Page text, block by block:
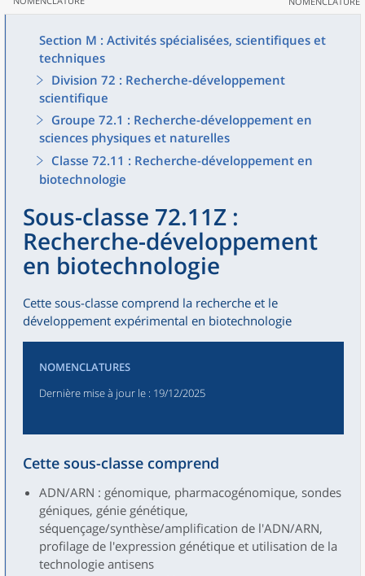
Section M : Activités spécialisées, scientifiques et
techniques
Division 72 : Recherche-développement
scientifique
Groupe 72.1 : Recherche-développement en
sciences physiques et naturelles
Classe 72.11 : Recherche-développement en
biotechnologie
Sous-classe 72.11Z :
Recherche-développement
en biotechnologie
Cette sous-classe comprend la recherche et le
développement expérimental en biotechnologie
NOMENCLATURES
Dernière mise à jour le : 19/12/2025
Cette sous-classe comprend
ADN/ARN : génomique, pharmacogénomique, sondes
géniques, génie génétique,
séquençage/synthèse/amplification de l'ADN/ARN,
profilage de l'expression génétique et utilisation de la
technologie antisens